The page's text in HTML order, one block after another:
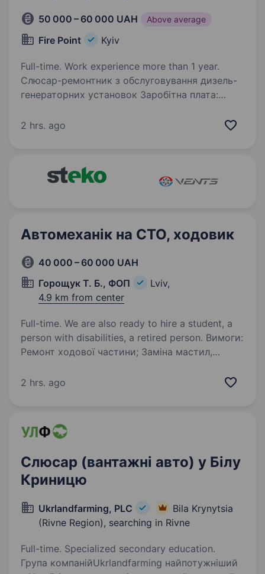
50 000 – 60 000 UAH Above average
Fire Point Kyiv
Full-time. Work experience more than 1 year.
Слюсар-ремонтник з обслуговування дизель-
генераторних установок Заробітна плата:
після випробувального терміну — 260 грн/год;
2 hrs. ago
Автомеханік на СТО, ходовик
40 000 – 60 000 UAH
Горощук Т. Б., ФОП
Lviv,
4.9 km from center
Full-time. We are also ready to hire a student, a
person with disabilities, a retired person. Вимоги:
Ремонт ходової частини; Заміна мастил,
з понеділка по пʼятницю з 10−18 години
2 hrs. ago
Слюсар (вантажні авто) у Білу
Криницю
Ukrlandfarming, PLC
Bila Krynytsia
(Rivne Region), searching in Rivne
Full-time. Specialized secondary education.
Група компанійUkrlandfarming найпотужніший